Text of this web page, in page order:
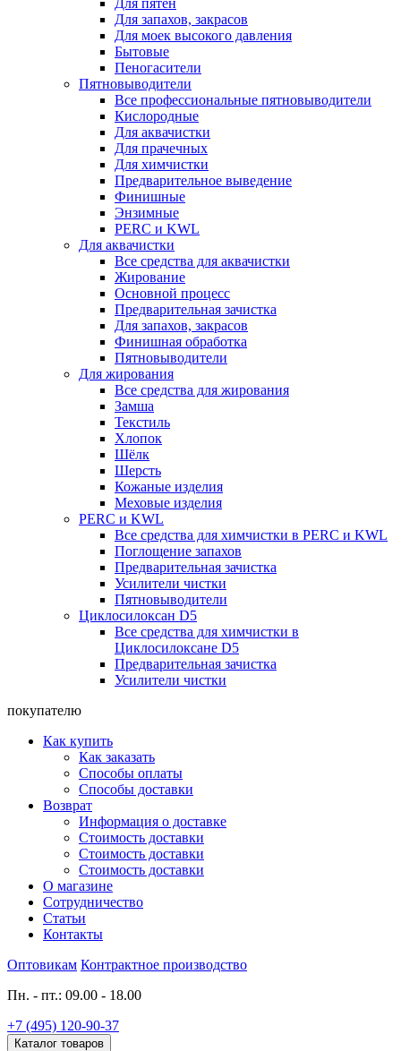
Для пятен
Для запахов, закрасов
Для моек высокого давления
Бытовые
Пеногасители
Пятновыводители
Все профессиональные пятновыводители
Кислородные
Для аквачистки
Для прачечных
Для химчистки
Предварительное выведение
Финишные
Энзимные
PERC и KWL
Для аквачистки
Все средства для аквачистки
Жирование
Основной процесс
Предварительная зачистка
Для запахов, закрасов
Финишная обработка
Пятновыводители
Для жирования
Все средства для жирования
Замша
Текстиль
Хлопок
Шёлк
Шерсть
Кожаные изделия
Меховые изделия
PERC и KWL
Все средства для химчистки в PERC и KWL
Поглощение запахов
Предварительная зачистка
Усилители чистки
Пятновыводители
Циклосилоксан D5
Все средства для химчистки в
Циклосилоксане D5
Предварительная зачистка
Усилители чистки
покупателю
Как купить
Как заказать
Способы оплаты
Способы доставки
Возврат
Информация о доставке
Стоимость доставки
Стоимость доставки
Стоимость доставки
О магазине
Сотрудничество
Статьи
Контакты
Оптовикам Контрактное производство
Пн. - пт.: 09.00 - 18.00
+7 (495) 120-90-37
Каталог товаров